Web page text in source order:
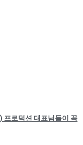
프로덕션 대표님들이 꼭